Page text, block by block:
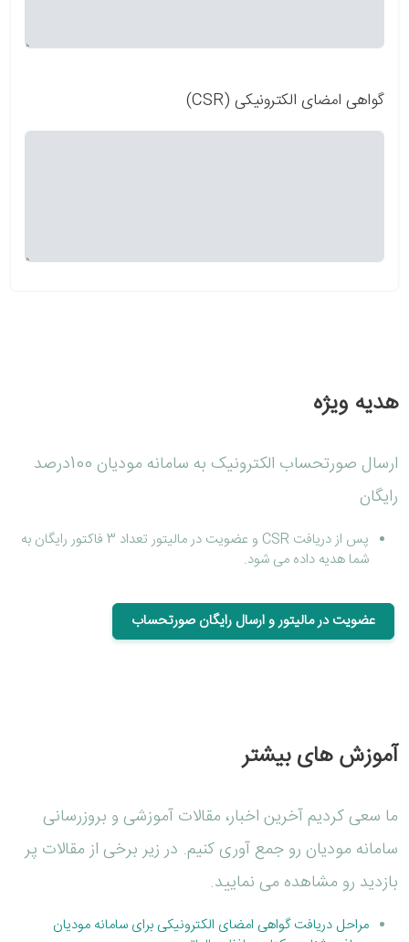
گواهی امضای الکترونیکی (CSR)
هدیه ویژه
ارسال صورتحساب الکترونیک به سامانه مودیان 100درصد
رایگان
پس از دریافت CSR و عضویت در مالیتور تعداد 3 فاکتور رایگان به
شما هدیه داده می شود.
عضویت در مالیتور و ارسال رایگان صورتحساب
آموزش های بیشتر
ما سعی کردیم آخرین اخبار، مقالات آموزشی و بروزرسانی
سامانه مودیان رو جمع آوری کنیم. در زیر برخی از مقالات پر
بازدید رو مشاهده می نمایید.
مراحل دریافت گواهی امضای الکترونیکی برای سامانه مودیان